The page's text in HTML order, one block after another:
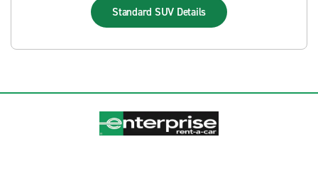
Standard SUV Details